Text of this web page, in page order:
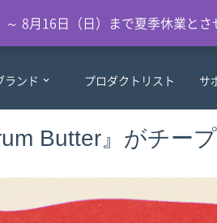
ランド プロダクトリスト サ
Butter』がチー
8月16日（日）まで夏季休業と